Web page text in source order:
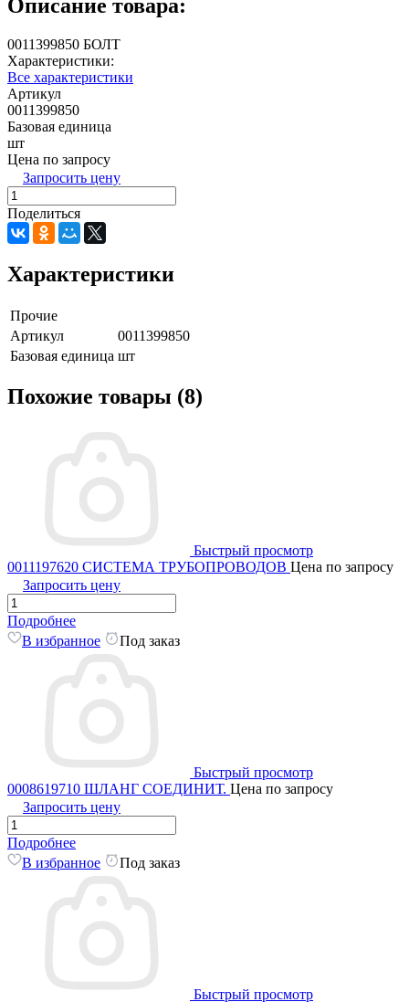
Описание товара:
0011399850 БОЛТ
Характеристики:
Все характеристики
Артикул
0011399850
Базовая единица
шт
Цена по запросу
Запросить цену
Поделиться
Характеристики
Прочие
Артикул
0011399850
Базовая единица шт
Похожие товары (8)
Быстрый просмотр
0011197620 СИСТЕМА ТРУБОПРОВОДОВ Цена по запросу
Запросить цену
Подробнее
В избранное
Под заказ
Быстрый просмотр
0008619710 ШЛАНГ СОЕДИНИТ. Цена по запросу
Запросить цену
Подробнее
В избранное
Под заказ
Быстрый просмотр